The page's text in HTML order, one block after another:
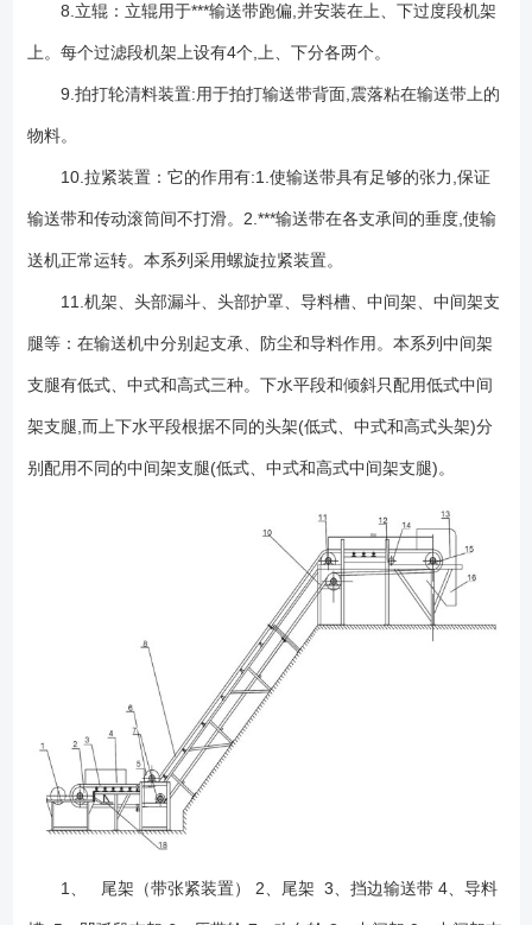
8.立辊：立辊用于***输送带跑偏,并安装在上、下过度段机架
上。每个过滤段机架上设有4个,上、下分各两个。
9.拍打轮清料装置:用于拍打输送带背面,震落粘在输送带上的
物料。
10.拉紧装置：它的作用有:1.使输送带具有足够的张力,保证
输送带和传动滚筒间不打滑。2.***输送带在各支承间的垂度,使输
送机正常运转。本系列采用螺旋拉紧装置。
11.机架、头部漏斗、头部护罩、导料槽、中间架、中间架支
腿等：在输送机中分别起支承、防尘和导料作用。本系列中间架
支腿有低式、中式和高式三种。下水平段和倾斜只配用低式中间
架支腿,而上下水平段根据不同的头架(低式、中式和高式头架)分
别配用不同的中间架支腿(低式、中式和高式中间架支腿)。
1、 尾架（带张紧装置） 2、尾架 3、挡边输送带 4、导料